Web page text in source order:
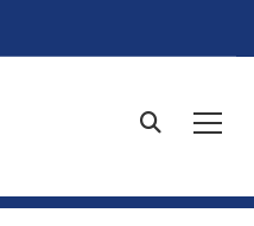
site.searc